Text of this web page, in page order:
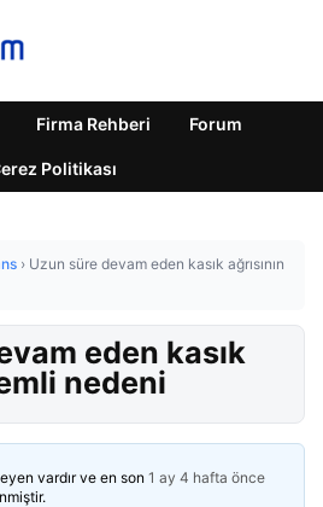
Firma Rehberi Forum
Politikası
› Uzun süre devam eden kasık ağrısının
eden kasık
nedeni
vardır ve en son 1 ay 4 hafta önce